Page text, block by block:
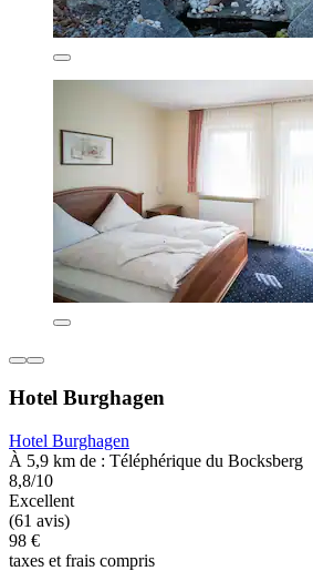
Hotel Burghagen
Hotel Burghagen
À 5,9 km de : Téléphérique du Bocksberg
8,8/10
Excellent
(61 avis)
98 €
taxes et frais compris